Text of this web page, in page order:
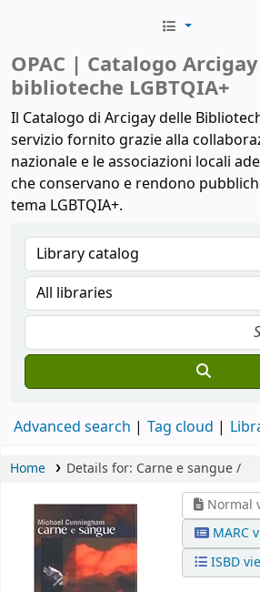
OPAC | Catalogo
biblioteche LGBTQIA+
Il Catalogo di Arcigay delle
servizio fornito grazie alla
nazionale e le associazioni locali
che conservano e rendono
tema LGBTQIA+.
Advanced search Tag cloud
Home Details for: Carne e sangue /
Normal
MARC
ISBD